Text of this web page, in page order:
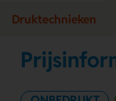
Druktechnieken